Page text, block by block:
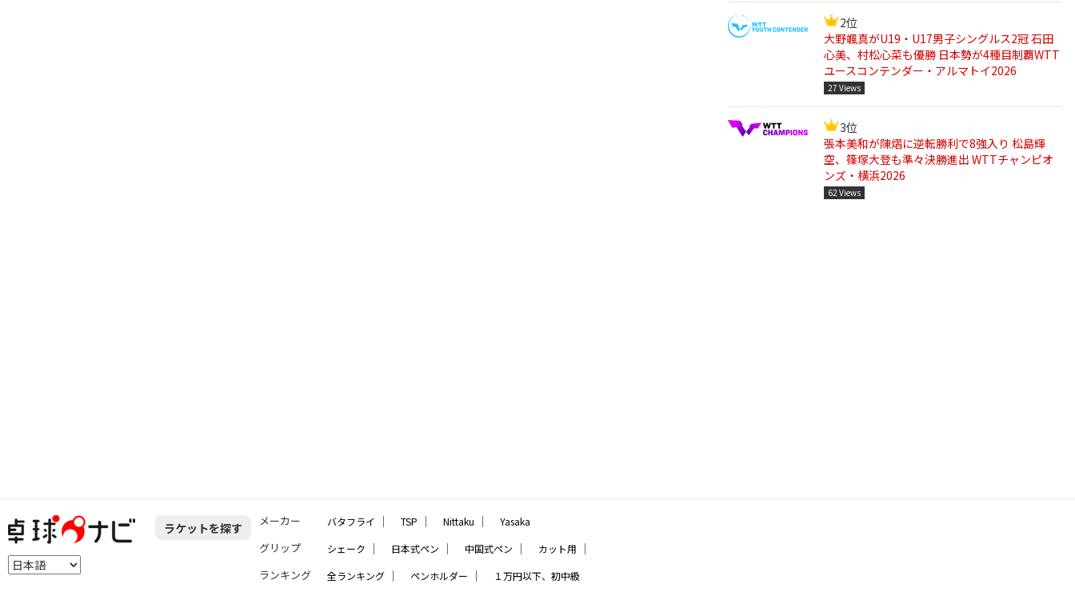
2位
大野颯真がU19・U17男子シングルス2冠 石田
心美、村松心菜も優勝 日本勢が4種目制覇WTT
ユースコンテンダー・アルマトイ2026
27 Views
3位
張本美和が陳熠に逆転勝利で8強入り 松島輝
空、篠塚大登も準々決勝進出 WTTチャンピオ
ンズ・横浜2026
62 Views
ラケットを探す メーカー バタフライ ｜ TSP ｜ Nittaku ｜ Yasaka
グリップ シェーク ｜ 日本式ペン ｜ 中国式ペン ｜ カット用 ｜
ランキング 全ランキング ｜ ペンホルダー ｜ １万円以下、初中級